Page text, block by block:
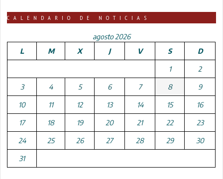
CALENDARIO DE NOTICIAS
agosto 2026
L
M X J V S D
1 2
3 4 5 6 7 8 9
10 11 12 13 14 15 16
17 18 19 20 21 22 23
24 25 26 27 28 29 30
31